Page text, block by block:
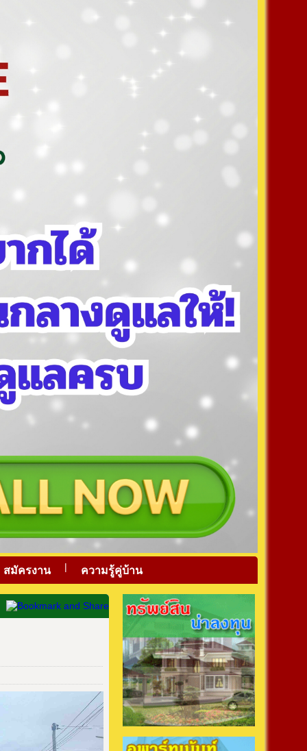
สมัครงาน | ความรู้คู่บ้าน